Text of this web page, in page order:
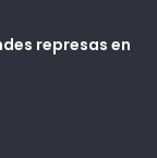
represas en